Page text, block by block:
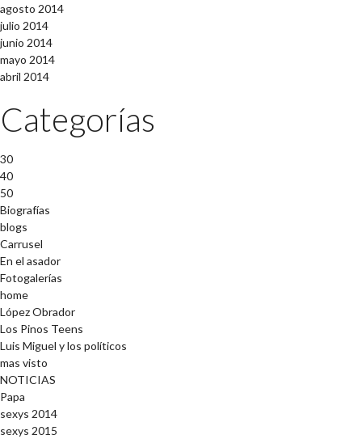
agosto 2014
julio 2014
junio 2014
mayo 2014
abril 2014
Categorías
30
40
50
Biografías
blogs
Carrusel
En el asador
Fotogalerías
home
López Obrador
Los Pinos Teens
Luis Miguel y los políticos
mas visto
NOTICIAS
Papa
sexys 2014
sexys 2015